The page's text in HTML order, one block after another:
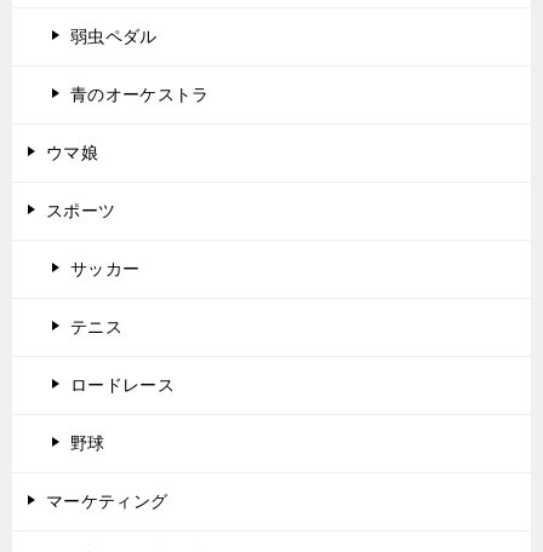
弱虫ペダル
青のオーケストラ
ウマ娘
スポーツ
サッカー
テニス
ロードレース
野球
マーケティング